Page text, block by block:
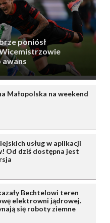
poniósł
awans
Małopolska na weekend
usług w aplikacji
Od dziś dostępna jest
Bechtelowi teren
elektrowni jądrowej.
się roboty ziemne